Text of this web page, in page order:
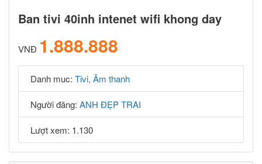
Ban tivi 40inh intenet wifi khong day
VNĐ 1.888.888
Danh muc: Tivi, Âm thanh
Người đăng: ANH ĐẸP TRAI
Lượt xem: 1.130